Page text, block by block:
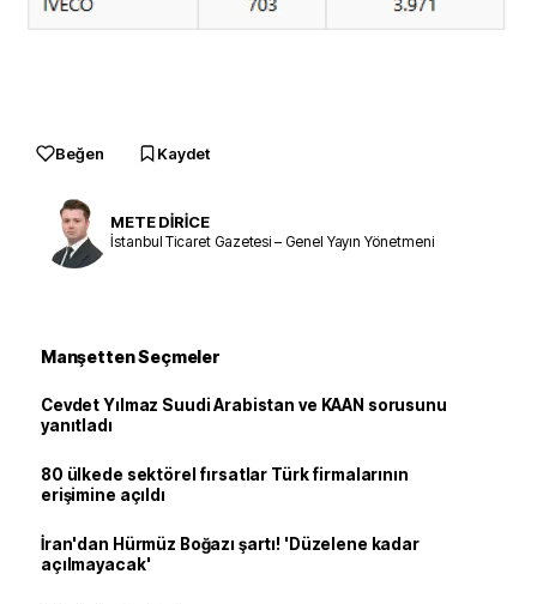
Beğen Kaydet
METE DİRİCE
İstanbul Ticaret Gazetesi – Genel Yayın Yönetmeni
Manşetten Seçmeler
Cevdet Yılmaz Suudi Arabistan ve KAAN sorusunu
yanıtladı
80 ülkede sektörel fırsatlar Türk firmalarının
erişimine açıldı
İran'dan Hürmüz Boğazı şartı! 'Düzelene kadar
açılmayacak'